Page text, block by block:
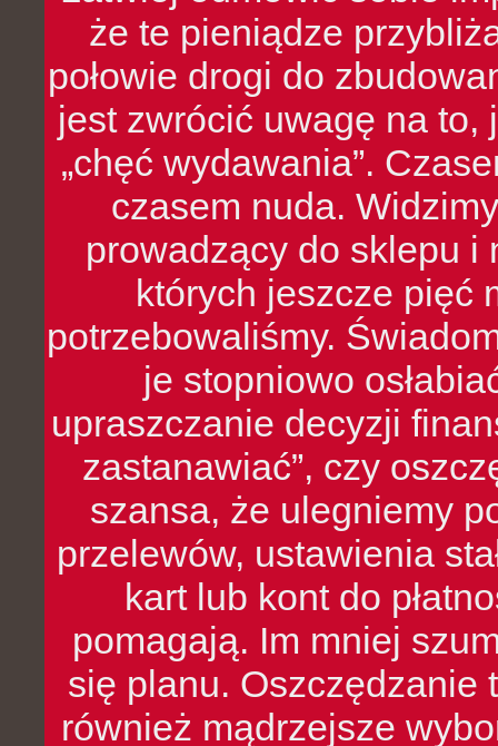
że te pieniądze
połowie drogi do
jest zwrócić uwagę na to,
„chęć wydawania”.
czasem nuda.
prowadzący do sklepu i
których jeszcze pięć
potrzebowaliśmy.
je stopniowo
upraszczanie decyzji
zastanawiać”, czy
szansa, że ulegniemy
przelewów, ustawienia
kart lub kont do
pomagają. Im mniej
się planu. Oszczędzanie
również mądrzejsze